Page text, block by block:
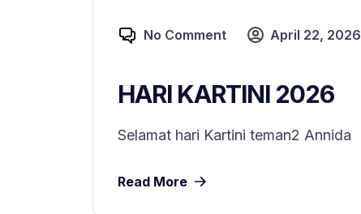
No Comment April 22, 2026
HARI KARTINI 2026
Selamat hari Kartini teman2 Annida
Read More